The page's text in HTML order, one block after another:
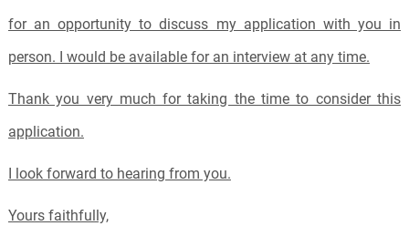
for an opportunity to discuss my application with you in
person. I would be available for an interview at any time.
Thank you very much for taking the time to consider this
application.
I look forward to hearing from you.
Yours faithfully,